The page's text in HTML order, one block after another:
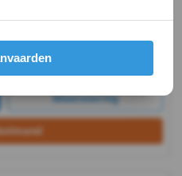
verp.
Maatvoering